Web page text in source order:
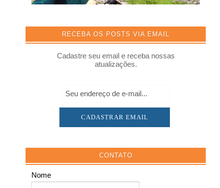
RECEBA OS POSTS VIA EMAIL
Cadastre seu email e receba nossas
atualizações.
CONTATO
Nome